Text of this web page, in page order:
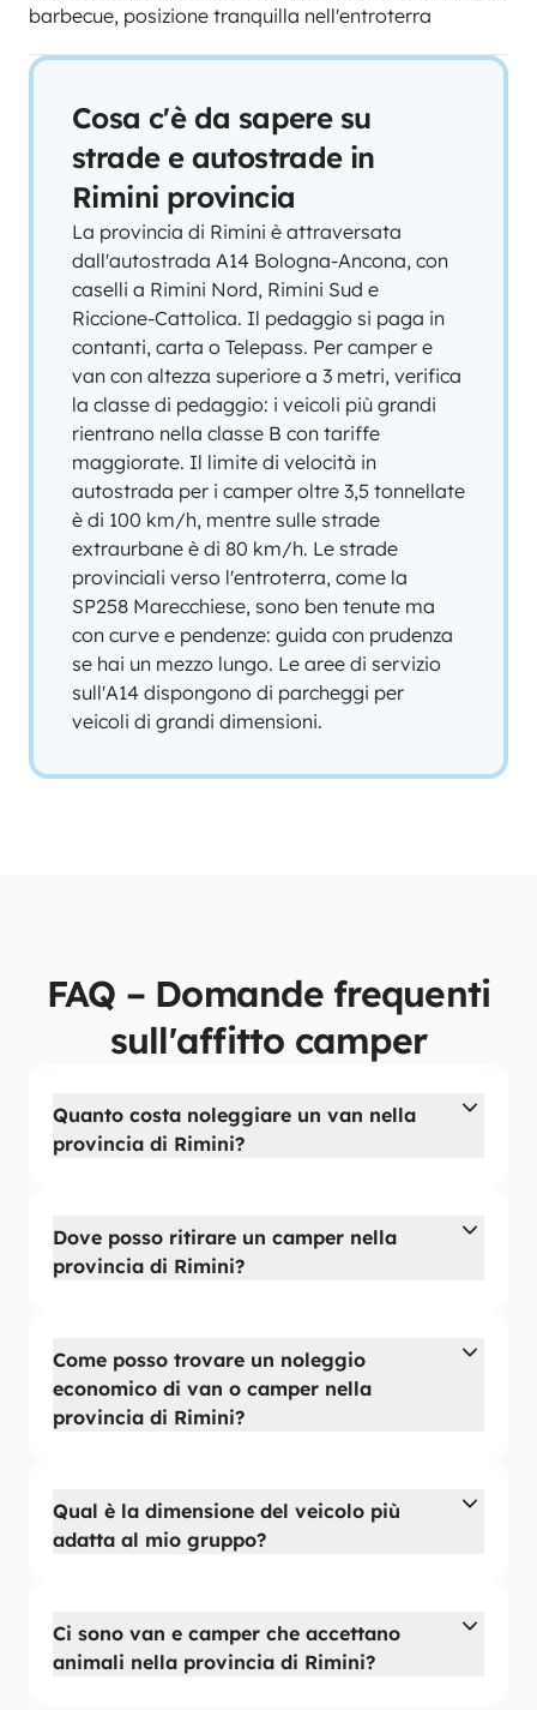
barbecue, posizione tranquilla nell'entroterra
Cosa c'è da sapere su
strade e autostrade in
Rimini provincia
La provincia di Rimini è attraversata
dall'autostrada A14 Bologna-Ancona, con
caselli a Rimini Nord, Rimini Sud e
Riccione-Cattolica. Il pedaggio si paga in
contanti, carta o Telepass. Per camper e
van con altezza superiore a 3 metri, verifica
la classe di pedaggio: i veicoli più grandi
rientrano nella classe B con tariffe
maggiorate. Il limite di velocità in
autostrada per i camper oltre 3,5 tonnellate
è di 100 km/h, mentre sulle strade
extraurbane è di 80 km/h. Le strade
provinciali verso l'entroterra, come la
SP258 Marecchiese, sono ben tenute ma
con curve e pendenze: guida con prudenza
se hai un mezzo lungo. Le aree di servizio
sull'A14 dispongono di parcheggi per
veicoli di grandi dimensioni.
FAQ – Domande frequenti
sull'affitto camper
Quanto costa noleggiare un van nella
provincia di Rimini?
Dove posso ritirare un camper nella
provincia di Rimini?
Come posso trovare un noleggio
economico di van o camper nella
provincia di Rimini?
Qual è la dimensione del veicolo più
adatta al mio gruppo?
Ci sono van e camper che accettano
animali nella provincia di Rimini?